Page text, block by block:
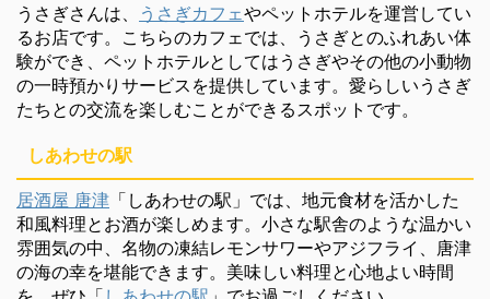
うさぎさんは、 うさぎカフェやペットホテルを運営してい
るお店です。こちらのカフェでは、うさぎとのふれあい体
験ができ、ペットホテルとしてはうさぎやその他の小動物
の一時預かりサービスを提供しています。愛らしいうさぎ
たちとの交流を楽しむことができるスポットです。
しあわせの駅
居酒屋 唐津 「しあわせの駅」では、地元食材を活かした
和風料理とお酒が楽しめます。小さな駅舎のような温かい
雰囲気の中、名物の凍結レモンサワーやアジフライ、唐津
の海の幸を堪能できます。美味しい料理と心地よい時間